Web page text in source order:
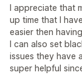
I appreciate that
up time that I
easier then
I can also set
issues they have
super helpful